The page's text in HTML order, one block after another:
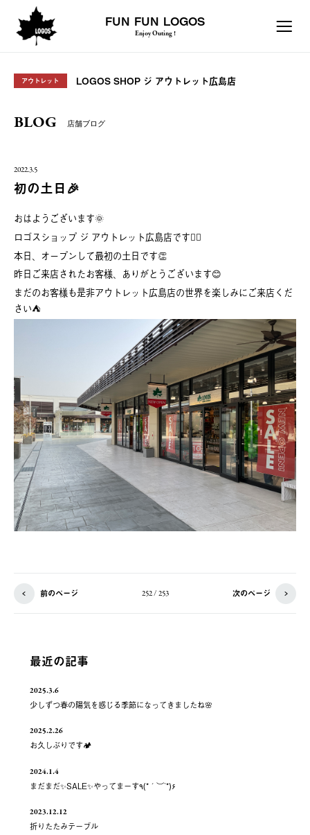
FUN FUN LOGOS
Enjoy Outing !
アウトレット LOGOS SHOP ジ アウトレット広島店
BLOG 店舗ブログ
2022.3.5
初の土日🎉
おはようございます🌞
ロゴスショップ ジ アウトレット広島店です🙇‍♂️
本日、オープンして最初の土日です👏
昨日ご来店されたお客様、ありがとうございます😊
まだのお客様も是非アウトレット広島店の世界を楽しみにご来店くだ
さい⛺️
前のページ 252 / 253 次のページ
最近の記事
2025.3.6
少しずつ春の陽気を感じる季節になってきましたね🌸
2025.2.26
お久しぶりです🏕️
2024.1.4
まだまだ✨️SALE✨️やってまーす٩(*´︶`*)۶
2023.12.12
折りたたみテーブル